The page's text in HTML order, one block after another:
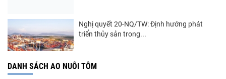
Nghị quyết 20-NQ/TW: Định hướng phát
triển thủy sản trong...
DANH SÁCH AO NUÔI TÔM